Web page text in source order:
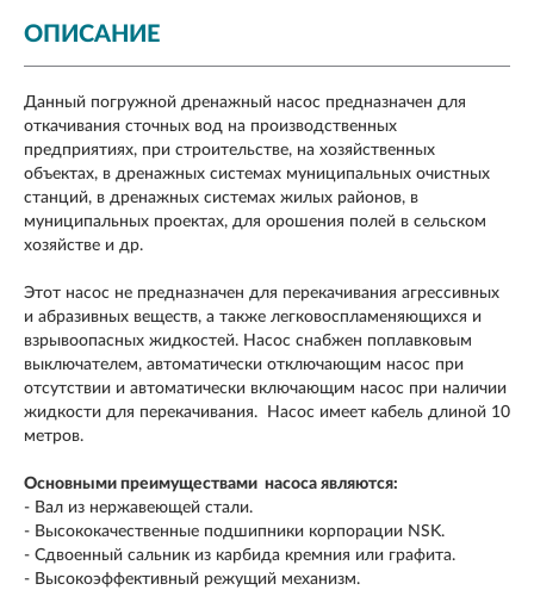
ОПИСАНИЕ
Данный погружной дренажный насос предназначен для
откачивания сточных вод на производственных
предприятиях, при строительстве, на хозяйственных
объектах, в дренажных системах муниципальных очистных
станций, в дренажных системах жилых районов, в
муниципальных проектах, для орошения полей в сельском
хозяйстве и др.
Этот насос не предназначен для перекачивания агрессивных
и абразивных веществ, а также легковоспламеняющихся и
взрывоопасных жидкостей. Насос снабжен поплавковым
выключателем, автоматически отключающим насос при
отсутствии и автоматически включающим насос при наличии
жидкости для перекачивания. Насос имеет кабель длиной 10
метров.
Основными преимуществами насоса являются:
- Вал из нержавеющей стали.
- Высококачественные подшипники корпорации NSK.
- Сдвоенный сальник из карбида кремния или графита.
- Высокоэффективный режущий механизм.